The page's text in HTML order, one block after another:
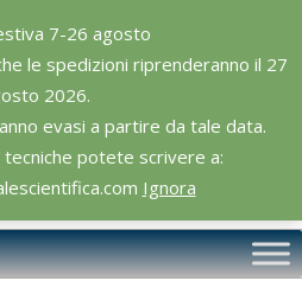
7-26 agosto
le spedizioni riprenderanno il 27
2026.
evasi a partire da tale data.
potete scrivere a:
Ignora